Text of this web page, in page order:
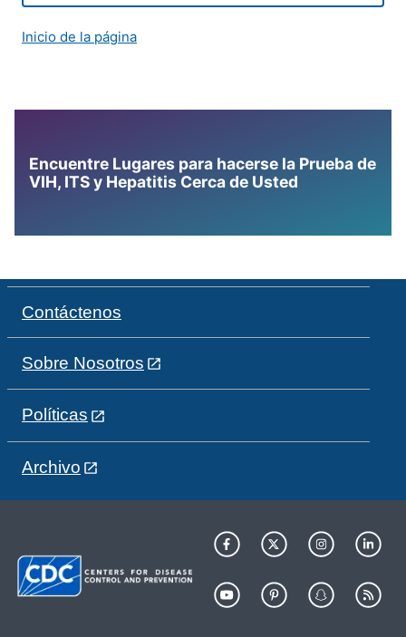
Inicio de la página
Encuentre Lugares para hacerse la Prueba de
VIH, ITS y Hepatitis Cerca de Usted
Contáctenos
Sobre Nosotros
Políticas
Archivo